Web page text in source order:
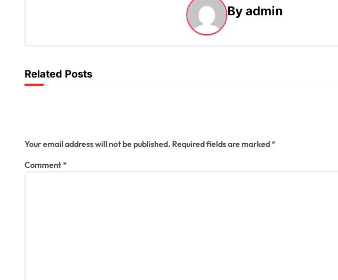
i
t
i
By admin
Related Posts
Your email address will not be published. Required fields are marked*
Comment*